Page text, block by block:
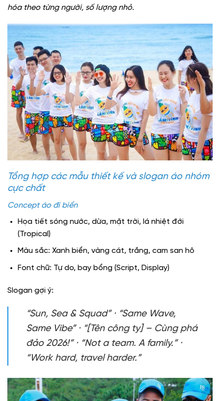
hóa theo từng người, số lượng nhỏ.
Tổng hợp các mẫu thiết kế và slogan áo nhóm
cực chất
Concept áo đi biển
Họa tiết sóng nước, dừa, mặt trời, lá nhiệt đới
(Tropical)
Màu sắc: Xanh biển, vàng cát, trắng, cam san hô
Font chữ: Tự do, bay bổng (Script, Display)
Slogan gợi ý:
“Sun, Sea & Squad” · “Same Wave,
Same Vibe” · “[Tên công ty] – Cùng phá
đảo 2026!” · “Not a team. A family.” ·
“Work hard, travel harder.”